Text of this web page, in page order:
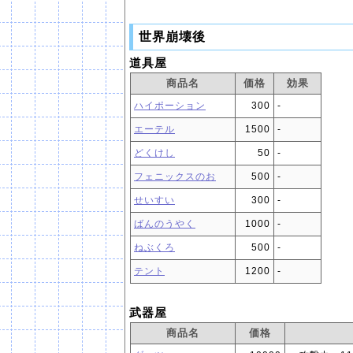
世界崩壊後
道具屋
商品名 価格 効果
ハイポーション 300 ‐
エーテル 1500 ‐
どくけし 50 ‐
フェニックスのお 500 ‐
せいすい 300 ‐
ばんのうやく 1000 ‐
ねぶくろ 500 ‐
テント 1200 ‐
武器屋
商品名 価格